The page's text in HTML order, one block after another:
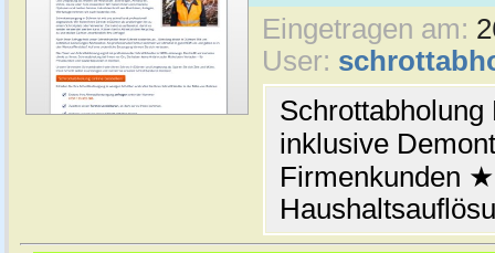
Eingetragen am:
User:
inklusive
Firmenkunden